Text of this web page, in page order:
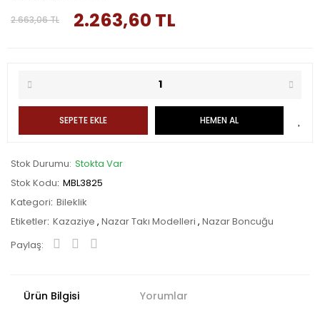
2.663,06 TL 2.263,60 TL
SEPETE EKLE HEMEN AL
Stok Durumu Stokta Var
Stok Kodu MBL3825
Kategori Bileklik
Etiketler Kazaziye , Nazar Takı Modelleri , Nazar Boncuğu
Paylaş:
Ürün Bilgisi Yorumlar